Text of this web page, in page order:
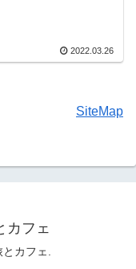
2022.03.26
SiteMap
カフェ
カフェ.